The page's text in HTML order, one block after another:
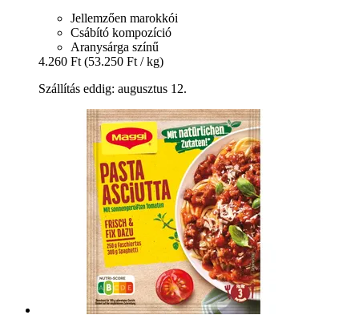
Jellemzően marokkói
Csábító kompozíció
Aranysárga színű
4.260 Ft (53.250 Ft / kg)
Szállítás eddig: augusztus 12.